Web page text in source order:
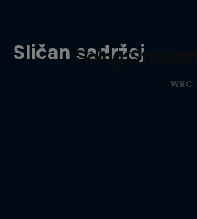
Sličan sadržaj
Going
WRC